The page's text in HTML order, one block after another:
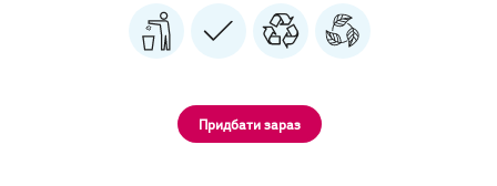
Придбати зараз